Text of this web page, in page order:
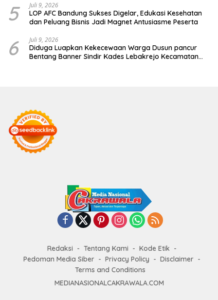
5 Juli 9, 2026
LOP AFC Bandung Sukses Digelar, Edukasi Kesehatan
dan Peluang Bisnis Jadi Magnet Antusiasme Peserta
6 Juli 9, 2026
Diduga Luapkan Kekecewaan Warga Dusun pancur
Bentang Banner Sindir Kades Lebakrejo Kecamatan
Redaksi Tentang Kami
Kode Etik
Pedoman Media Siber
Privacy Policy
Disclaimer
Terms and Conditions
MEDIANASIONALCAKRAWALA.COM